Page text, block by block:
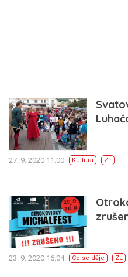
27. 9. 2020 11:00 Kultura ZL
23. 9. 2020 16:04 Co se děje ZL